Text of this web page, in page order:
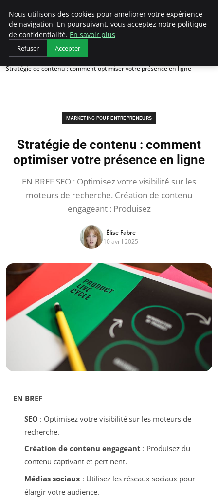
LECFCM
Accueil
Marketing pour entrepreneurs
Stratégie de contenu : comment optimiser votre présence en ligne
MARKETING POUR ENTREPRENEURS
Stratégie de contenu : comment
optimiser votre présence en ligne
EN BREF SEO : Optimisez votre visibilité sur les
moteurs de recherche. Création de contenu
engageant : Produisez
Élise Fabre
10 avril 2025
EN BREF
SEO : Optimisez votre visibilité sur les moteurs de
recherche.
Création de contenu engageant : Produisez du
contenu captivant et pertinent.
Médias sociaux: Utilisez les réseaux sociaux pour
élargir votre audience.
Nous utilisons des cookies pour améliorer votre expérience
de navigation. En poursuivant, vous acceptez notre politique
de confidentialité. En savoir plus
Refuser Accepter